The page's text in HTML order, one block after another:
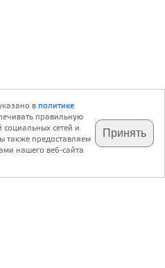
подпишитесь на наш
телеграм @archi_ru
✕
1999 г.
вполитике
правильную
сетей и
также предоставляем
нашего веб-сайта
Принять